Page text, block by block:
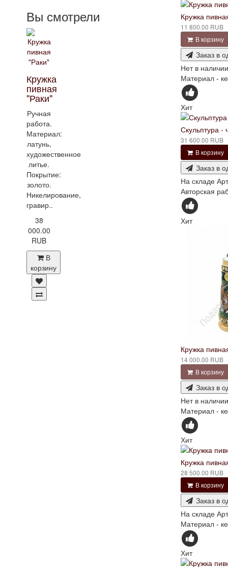
Вы смотрели
Кружка
пивная
"Раки"
Ручная
работа.
Материал:
латунь,
художественное
литье.
Покрытие:
золото.
Никелирование,
гравир..
38
000.00
RUB
В
корзину
Кружка
11 800.00 RUB
В корзину
Заказ в
Нет в наличии
Материал -
Хит
Скульптура -
31 600.00 RUB
В корзину
Заказ в
На складе
Авторская
Хит
Кружка
14 000.00 RUB
В корзину
Заказ в
Нет в наличии
Материал -
Хит
Кружка
28 500.00 RUB
В корзину
Заказ в
На складе
Материал -
Хит